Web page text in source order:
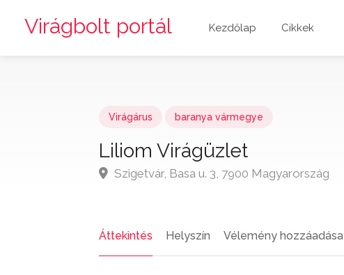
Virágbolt portál Kezdőlap Cikkek
Virágárus baranya vármegye
Liliom Virágüzlet
Szigetvár, Basa u. 3, 7900 Magyarország
Áttekintés Helyszín Vélemény hozzáadása